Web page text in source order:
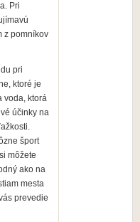
Pri
z pomníkov
pri
ktoré je
voda, ktorá
účinky na
šport
ako na
prevedie